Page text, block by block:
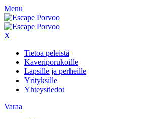
Menu
X
Tietoa peleistä
Kaveriporukoille
Lapsille ja perheille
Yrityksille
Yhteystiedot
Varaa